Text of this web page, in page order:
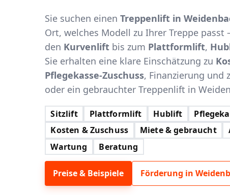
Sie suchen einen Treppenlift in
Ort, welches Modell zu Ihrer Treppe passt
den Kurvenlift bis zum Plattformlift,
Sie erhalten eine klare Einschätzung zu
Pflegekasse-Zuschuss, Finanzierung und
oder ein gebrauchter Treppenlift in
Sitzlift Plattformlift Hublift
Kosten & Zuschuss
Miete & gebraucht
Wartung
Beratung
Preise & Beispiele Förderung in